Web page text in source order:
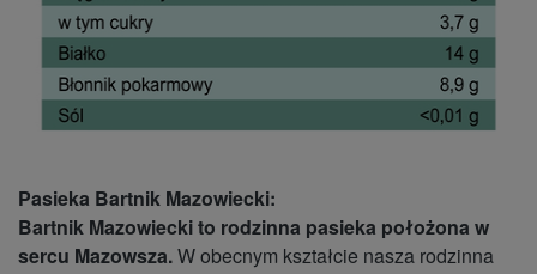
Pasieka Bartnik Mazowiecki:
Bartnik Mazowiecki to rodzinna pasieka położona w
sercu Mazowsza.W obecnym kształcie nasza rodzinna